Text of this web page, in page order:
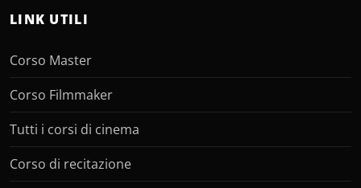
LINK UTILI
Corso Master
Corso Filmmaker
Tutti i corsi di cinema
Corso di recitazione